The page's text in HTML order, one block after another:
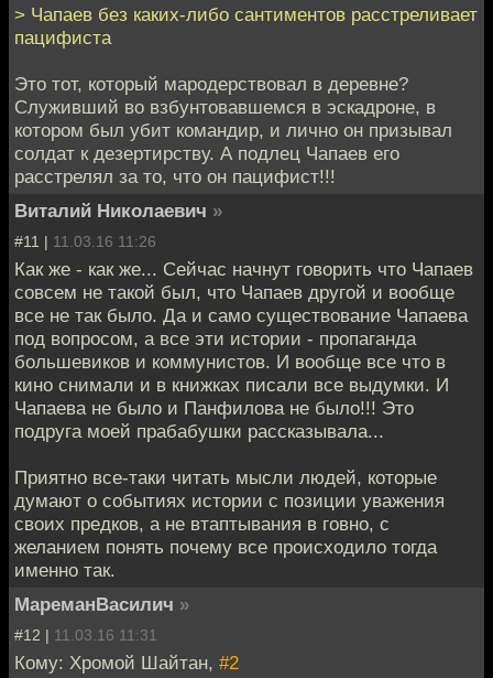
> Чапаев без каких-либо сантиментов расстреливает
пацифиста
Это тот, который мародерствовал в деревне?
Служивший во взбунтовавшемся в эскадроне, в
котором был убит командир, и лично он призывал
солдат к дезертирству. А подлец Чапаев его
расстрелял за то, что он пацифист!!!
Виталий Николаевич »
#11 | 11.03.16 11:26
Как же - как же... Сейчас начнут говорить что Чапаев
совсем не такой был, что Чапаев другой и вообще
все не так было. Да и само существование Чапаева
под вопросом, а все эти истории - пропаганда
большевиков и коммунистов. И вообще все что в
кино снимали и в книжках писали все выдумки. И
Чапаева не было и Панфилова не было!!! Это
подруга моей прабабушки рассказывала...
Приятно все-таки читать мысли людей, которые
думают о событиях истории с позиции уважения
своих предков, а не втаптывания в говно, с
желанием понять почему все происходило тогда
именно так.
МареманВасилич »
#12 | 11.03.16 11:31
Кому: Хромой Шайтан, #2